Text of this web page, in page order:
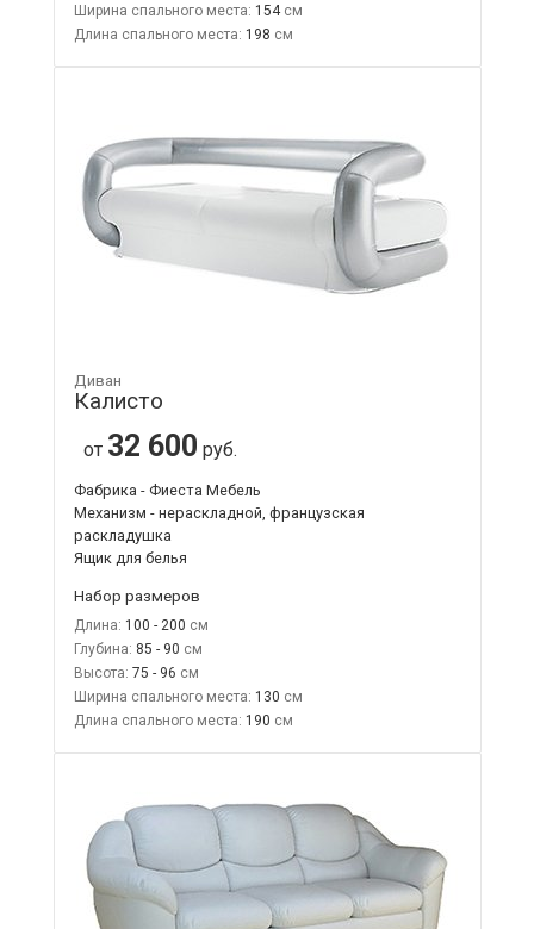
Ширина спального места: 154
Длина спального места: 198
Диван
Калисто
от 32 600 руб.
Фабрика - Фиеста Мебель
Механизм - нераскладной, французская
раскладушка
Ящик для белья
Набор размеров
Длина: 100 - 200
Глубина: 85 - 90
Высота: 75 - 96
Ширина спального места: 130
Длина спального места: 190